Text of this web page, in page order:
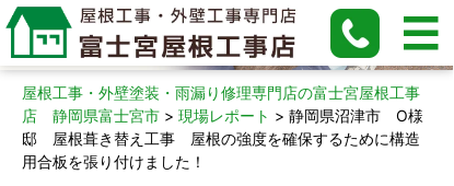
現場レポート
屋根工事・外壁塗装・雨漏り修理専門店の富士宮屋根工事
店 静岡県富士宮市 > 現場レポート > 静岡県沼津市 O様
邸 屋根葺き替え工事 屋根の強度を確保するために構造
用合板を張り付けました！